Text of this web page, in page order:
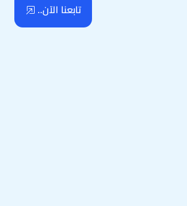
تابعنا الآن..